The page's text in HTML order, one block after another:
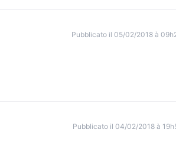
Pubblicato il 05/02/2018 à
Pubblicato il 04/02/2018 à